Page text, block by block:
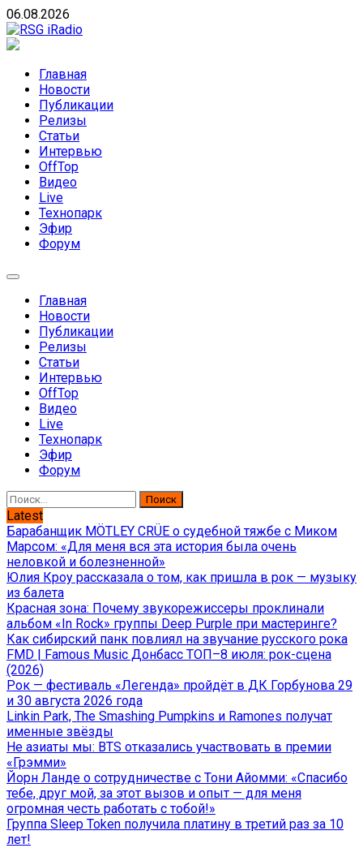
Skip
to
content
06.08.2026
направлений без возрастных ограничений
Главная
Новости
Публикации
Релизы
Статьи
Интервью
OffTop
Видео
Live
Технопарк
Эфир
Форум
Главная
Новости
Публикации
Релизы
Статьи
Интервью
OffTop
Видео
Live
Технопарк
Эфир
Форум
Найти:
Latest
Барабанщик MÖTLEY CRÜE о судебной тяжбе с Миком
Марсом: «Для меня вся эта история была очень
неловкой и болезненной»
Юлия Кроу рассказала о том, как пришла в рок — музыку
из балета
Красная зона: Почему звукорежиссеры проклинали
альбом «In Rock» группы Deep Purple при мастеринге?
Как сибирский панк повлиял на звучание русского рока
FMD | Famous Music Донбасс ТОП–8 июля: рок-сцена
(2026)
Рок — фестиваль «Легенда» пройдёт в ДК Горбунова 29
и 30 августа 2026 года
Linkin Park, The Smashing Pumpkins и Ramones получат
именные звёзды
Не азиаты мы: BTS отказались участвовать в премии
«Грэмми»
Йорн Ланде о сотрудничестве с Тони Айомми: «Спасибо
тебе, друг мой, за этот вызов и опыт — для меня
огромная честь работать с тобой!»
Группа Sleep Token получила платину в третий раз за 10
лет!